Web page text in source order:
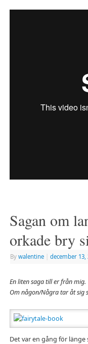
Sagan om
orkade bry
By walentine december 13,
En liten saga till er från mig.
Om någon/Några tar åt sig
Det var en gång för